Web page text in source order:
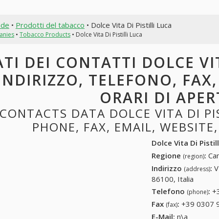
• Prodotti del tabacco • Dolce Vita Di Pistilli Luca
• Tobacco Products• Dolce Vita Di Pistilli Luca
DEI CONTATTI DOLCE
TELEFONO,
ORARI DI
DATA DOLCE VITA DI
PHONE, FAX, EMAIL,
Dolce Vita Di
Regione (region):
Indirizzo (address):
86100, Italia
Telefono (phone):
Fax (fax): +39 0307
E-Mail: n\a